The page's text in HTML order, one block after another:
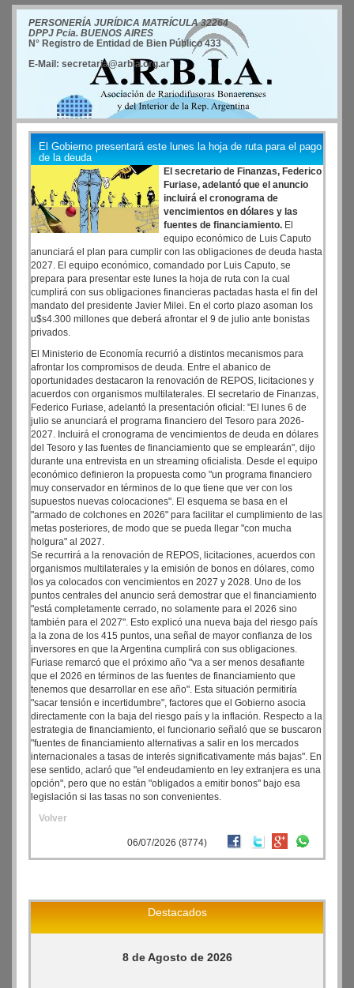
PERSONERÍA JURÍDICA MATRÍCULA 32264
DPPJ Pcia. BUENOS AIRES
N° Registro de Entidad de Bien Público 433
E-Mail: secretaria@arbia.org.ar
El Gobierno presentará este lunes la hoja de ruta para el pago
de la deuda
El secretario de Finanzas, Federico
Furiase, adelantó que el anuncio
incluirá el cronograma de
vencimientos en dólares y las
fuentes de financiamiento. El
equipo económico de Luis Caputo
anunciará el plan para cumplir con las obligaciones de deuda hasta
2027. El equipo económico, comandado por Luis Caputo, se
prepara para presentar este lunes la hoja de ruta con la cual
cumplirá con sus obligaciones financieras pactadas hasta el fin del
mandato del presidente Javier Milei. En el corto plazo asoman los
u$s4.300 millones que deberá afrontar el 9 de julio ante bonistas
privados.
El Ministerio de Economía recurrió a distintos mecanismos para
afrontar los compromisos de deuda. Entre el abanico de
oportunidades destacaron la renovación de REPOS, licitaciones y
acuerdos con organismos multilaterales. El secretario de Finanzas,
Federico Furiase, adelantó la presentación oficial: "El lunes 6 de
julio se anunciará el programa financiero del Tesoro para 2026-
2027. Incluirá el cronograma de vencimientos de deuda en dólares
del Tesoro y las fuentes de financiamiento que se emplearán", dijo
durante una entrevista en un streaming oficialista. Desde el equipo
económico definieron la propuesta como "un programa financiero
muy conservador en términos de lo que tiene que ver con los
supuestos nuevas colocaciones". El esquema se basa en el
"armado de colchones en 2026" para facilitar el cumplimiento de las
metas posteriores, de modo que se pueda llegar "con mucha
holgura" al 2027.
Se recurrirá a la renovación de REPOS, licitaciones, acuerdos con
organismos multilaterales y la emisión de bonos en dólares, como
los ya colocados con vencimientos en 2027 y 2028. Uno de los
puntos centrales del anuncio será demostrar que el financiamiento
"está completamente cerrado, no solamente para el 2026 sino
también para el 2027". Esto explicó una nueva baja del riesgo país
a la zona de los 415 puntos, una señal de mayor confianza de los
inversores en que la Argentina cumplirá con sus obligaciones.
Furiase remarcó que el próximo año "va a ser menos desafiante
que el 2026 en términos de las fuentes de financiamiento que
tenemos que desarrollar en ese año". Esta situación permitiría
"sacar tensión e incertidumbre", factores que el Gobierno asocia
directamente con la baja del riesgo país y la inflación. Respecto a la
estrategia de financiamiento, el funcionario señaló que se buscaron
"fuentes de financiamiento alternativas a salir en los mercados
internacionales a tasas de interés significativamente más bajas". En
ese sentido, aclaró que "el endeudamiento en ley extranjera es una
opción", pero que no están "obligados a emitir bonos" bajo esa
legislación si las tasas no son convenientes.
Volver
06/07/2026 (8774)
Destacados
8 de Agosto de 2026